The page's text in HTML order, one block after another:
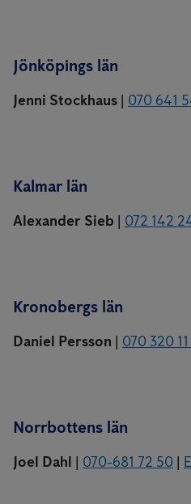
Jönköpings län
Jenni Stockhaus | 070 641
Kalmar län
Alexander Sieb | 072 142
Kronobergs län
Daniel Persson | 070 320
Norrbottens län
Joel Dahl | 070-681 72 50 |